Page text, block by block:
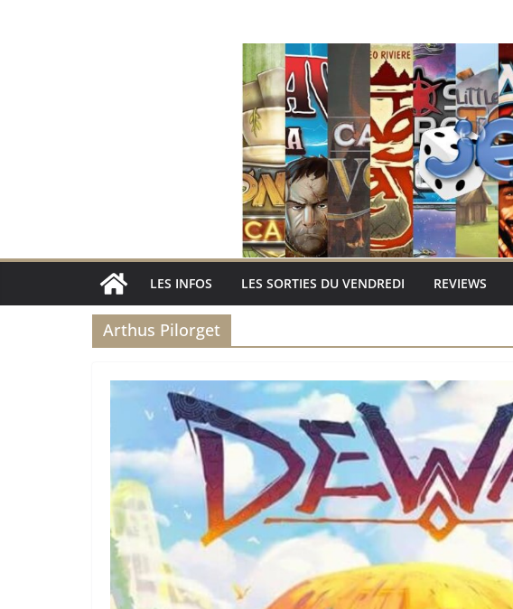
LES INFOS LES SORTIES DU VENDREDI REVIEWS
Arthus Pilorget